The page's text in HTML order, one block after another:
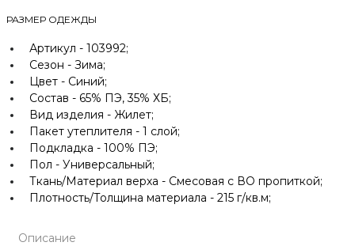
РАЗМЕР ОДЕЖДЫ
Артикул - 103992;
Сезон - Зима;
Цвет - Синий;
Состав - 65% ПЭ, 35% ХБ;
Вид изделия - Жилет;
Пакет утеплителя - 1 слой;
Подкладка - 100% ПЭ;
Пол - Универсальный;
Ткань/Материал верха - Смесовая с ВО пропиткой;
Плотность/Толщина материала - 215 г/кв.м;
Описание